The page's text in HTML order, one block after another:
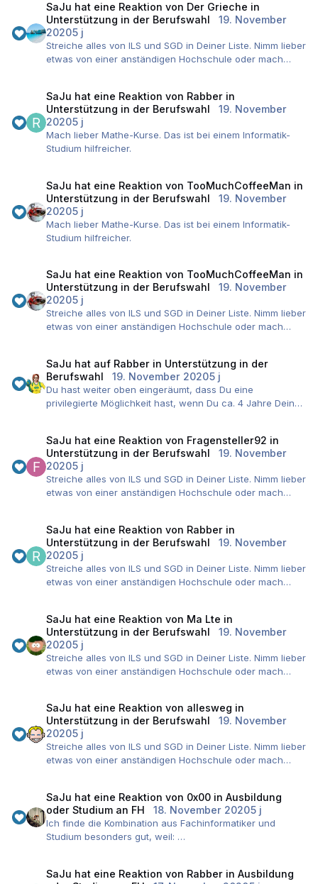
SaJu hat eine Reaktion von Der Grieche in
Unterstützung in der Berufswahl
19. November
20205 j
Streiche alles von ILS und SGD in Deiner Liste. Nimm lieber
etwas von einer anständigen Hochschule oder mach
SaJu hat eine Reaktion von Rabberin
Unterstützung in der Berufswahl
19. November
20205 j
Mach lieber Mathe-Kurse. Das ist bei einem Informatik-
Studium hilfreicher.
SaJu hat eine Reaktion von TooMuchCoffeeMan in
Unterstützung in der Berufswahl
19. November
20205 j
Mach lieber Mathe-Kurse. Das ist bei einem Informatik-
Studium hilfreicher.
SaJu hat eine Reaktion von TooMuchCoffeeMan in
Unterstützung in der Berufswahl
19. November
20205 j
Streiche alles von ILS und SGD in Deiner Liste. Nimm lieber
etwas von einer anständigen Hochschule oder mach
SaJu hat auf Rabberin Unterstützung in der
Berufswahl
19. November 20205 j
Du hast weiter oben eingeräumt, dass Du eine
privilegierte Möglichkeit hast, wenn Du ca. 4 Jahre Dein
vergönnt und ermöglicht es Dir, ein sauberes Studium
abzuschließen, ohne in finanzielle Nöte zu geraten.
Natürlich gibt es nebenberufliche Möglichkeiten, Teilzeit
oder Fernstudium. Das ist aber alles vor allem dann gut,
wenn man keine andere Wahl hat, z. B. wegen der
Weg und studiere regulär in Vollzeit. Dort hast Du die
größte Auswahl und erhältst die besten Abschlüsse.
Wenn Du finanziell vorausschauend umgehst (sparst) und
die vollen ~4 Jahre Unterstützung ausreizt, kannst Du es
sogar schaffen, nicht nur den Bachelor, sondern auch
in Deiner Situation passieren kann.
SaJu hat eine Reaktion von Fragensteller92 in
Unterstützung in der Berufswahl
19. November
20205 j
Streiche alles von ILS und SGD in Deiner Liste. Nimm lieber
etwas von einer anständigen Hochschule oder mach
SaJu hat eine Reaktion von Rabberin
Unterstützung in der Berufswahl
19. November
20205 j
Streiche alles von ILS und SGD in Deiner Liste. Nimm lieber
etwas von einer anständigen Hochschule oder mach
SaJu hat eine Reaktion von Ma Lte in
Unterstützung in der Berufswahl
19. November
20205 j
Streiche alles von ILS und SGD in Deiner Liste. Nimm lieber
etwas von einer anständigen Hochschule oder mach
SaJu hat eine Reaktion von allesweg in
Unterstützung in der Berufswahl
19. November
20205 j
Streiche alles von ILS und SGD in Deiner Liste. Nimm lieber
etwas von einer anständigen Hochschule oder mach
SaJu hat eine Reaktion von 0x00in Ausbildung
oder Studium an FH
18. November 20205 j
Ich finde die Kombination aus Fachinformatiker und
Studium besonders gut, weil:
2) Man lernt im 1. und 2. Jahr das operative Umfeld des
SaJu hat eine Reaktion von Rabberin Ausbildung